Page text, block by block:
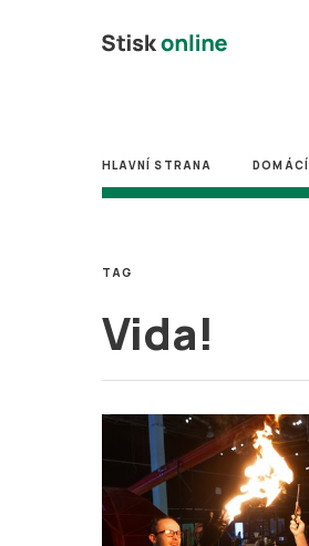
HLAVNÍ STRANA DOMÁCÍ
Vida!
TAG